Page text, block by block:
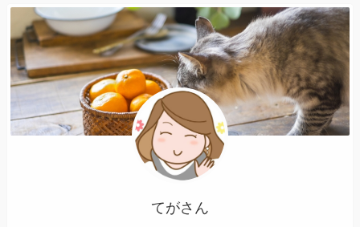
てがさん